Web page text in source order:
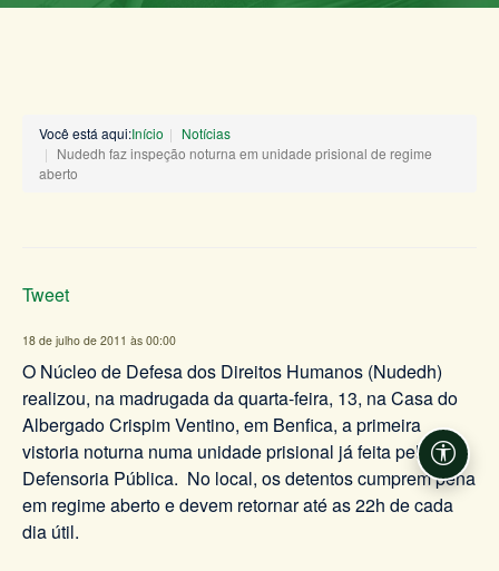
Você está aqui:Início
Notícias
Nudedh faz inspeção noturna em unidade prisional de regime
aberto
Tweet
18 de julho de 2011 às 00:00
O Núcleo de Defesa dos Direitos Humanos (Nudedh)
realizou, na madrugada da quarta-feira, 13, na Casa do
Albergado Crispim Ventino, em Benfica, a primeira
vistoria noturna numa unidade prisional já feita pela
Defensoria Pública. No local, os detentos cumprem pena
em regime aberto e devem retornar até as 22h de cada
dia útil.